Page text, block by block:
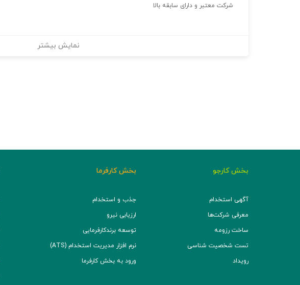
شرکت معتبر و دارای سابقه بالا
نمایش بیشتر
بخش کارجو
آگهی استخدام
معرفی شرکت‌ها
ساخت رزومه
تست شخصیت شناسی
رویداد
بخش کارفرما
جذب و استخدام
ارزیابی نیرو
توسعه برند‌کارفرمایی
نرم افزار مدیریت استخدام (ATS)
ورود به بخش کارفرما